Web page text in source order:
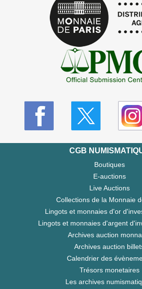
CGB
Boutiques
E-auctions
Live Auctions
Collections de la Monnaie
Lingots et monnaies d'or
Lingots et monnaies d'argent
Archives auction
Archives auction
Calendrier des
Trésors monetaires
Les archives